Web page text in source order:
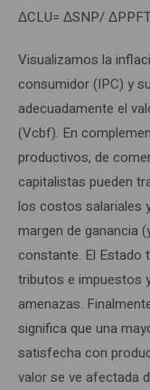
ΔCLU= ΔSNP/
Visualizamos la
consumidor (IPC) y
adecuadamente el
(Vcbf). En
productivos, de
capitalistas pueden
los costos salariales
margen de ganancia
constante. El Estado
tributos e impuestos
amenazas.
significa que una
satisfecha con
valor se ve afectada